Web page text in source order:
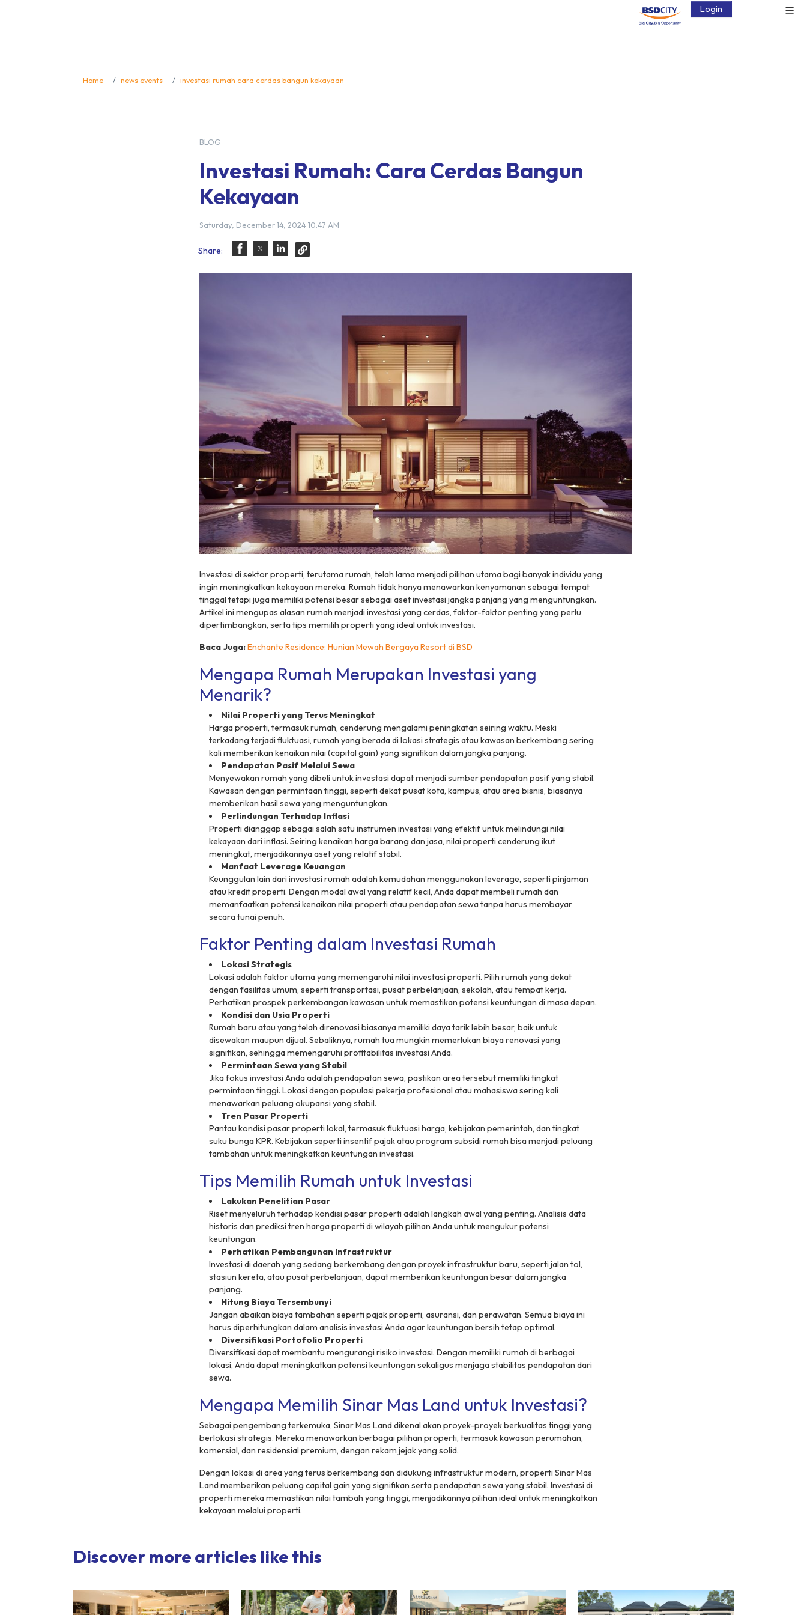
☰
Login
Home news events investasi rumah cara cerdas bangun kekayaan
BLOG
Investasi Rumah: Cara Cerdas Bangun
Kekayaan
Saturday, December 14, 2024 10:47 AM
Share:
Investasi di sektor properti, terutama rumah, telah lama menjadi pilihan utama bagi banyak individu yang
ingin meningkatkan kekayaan mereka. Rumah tidak hanya menawarkan kenyamanan sebagai tempat
tinggal tetapi juga memiliki potensi besar sebagai aset investasi jangka panjang yang menguntungkan.
Artikel ini mengupas alasan rumah menjadi investasi yang cerdas, faktor-faktor penting yang perlu
dipertimbangkan, serta tips memilih properti yang ideal untuk investasi.
Baca Juga:Enchante Residence: Hunian Mewah Bergaya Resort di BSD
Mengapa Rumah Merupakan Investasi yang
Menarik?
Nilai Properti yang Terus Meningkat
Harga properti, termasuk rumah, cenderung mengalami peningkatan seiring waktu. Meski
terkadang terjadi fluktuasi, rumah yang berada di lokasi strategis atau kawasan berkembang sering
kali memberikan kenaikan nilai (capital gain) yang signifikan dalam jangka panjang.
Pendapatan Pasif Melalui Sewa
Menyewakan rumah yang dibeli untuk investasi dapat menjadi sumber pendapatan pasif yang stabil.
Kawasan dengan permintaan tinggi, seperti dekat pusat kota, kampus, atau area bisnis, biasanya
memberikan hasil sewa yang menguntungkan.
Perlindungan Terhadap Inflasi
Properti dianggap sebagai salah satu instrumen investasi yang efektif untuk melindungi nilai
kekayaan dari inflasi. Seiring kenaikan harga barang dan jasa, nilai properti cenderung ikut
meningkat, menjadikannya aset yang relatif stabil.
Manfaat Leverage Keuangan
Keunggulan lain dari investasi rumah adalah kemudahan menggunakan leverage, seperti pinjaman
atau kredit properti. Dengan modal awal yang relatif kecil, Anda dapat membeli rumah dan
memanfaatkan potensi kenaikan nilai properti atau pendapatan sewa tanpa harus membayar
secara tunai penuh.
Faktor Penting dalam Investasi Rumah
Lokasi Strategis
Lokasi adalah faktor utama yang memengaruhi nilai investasi properti. Pilih rumah yang dekat
dengan fasilitas umum, seperti transportasi, pusat perbelanjaan, sekolah, atau tempat kerja.
Perhatikan prospek perkembangan kawasan untuk memastikan potensi keuntungan di masa depan.
Kondisi dan Usia Properti
Rumah baru atau yang telah direnovasi biasanya memiliki daya tarik lebih besar, baik untuk
disewakan maupun dijual. Sebaliknya, rumah tua mungkin memerlukan biaya renovasi yang
signifikan, sehingga memengaruhi profitabilitas investasi Anda.
Permintaan Sewa yang Stabil
Jika fokus investasi Anda adalah pendapatan sewa, pastikan area tersebut memiliki tingkat
permintaan tinggi. Lokasi dengan populasi pekerja profesional atau mahasiswa sering kali
menawarkan peluang okupansi yang stabil.
Tren Pasar Properti
Pantau kondisi pasar properti lokal, termasuk fluktuasi harga, kebijakan pemerintah, dan tingkat
suku bunga KPR. Kebijakan seperti insentif pajak atau program subsidi rumah bisa menjadi peluang
tambahan untuk meningkatkan keuntungan investasi.
Tips Memilih Rumah untuk Investasi
Lakukan Penelitian Pasar
Riset menyeluruh terhadap kondisi pasar properti adalah langkah awal yang penting. Analisis data
historis dan prediksi tren harga properti di wilayah pilihan Anda untuk mengukur potensi
keuntungan.
Perhatikan Pembangunan Infrastruktur
Investasi di daerah yang sedang berkembang dengan proyek infrastruktur baru, seperti jalan tol,
stasiun kereta, atau pusat perbelanjaan, dapat memberikan keuntungan besar dalam jangka
panjang.
Hitung Biaya Tersembunyi
Jangan abaikan biaya tambahan seperti pajak properti, asuransi, dan perawatan. Semua biaya ini
harus diperhitungkan dalam analisis investasi Anda agar keuntungan bersih tetap optimal.
Diversifikasi Portofolio Properti
Diversifikasi dapat membantu mengurangi risiko investasi. Dengan memiliki rumah di berbagai
lokasi, Anda dapat meningkatkan potensi keuntungan sekaligus menjaga stabilitas pendapatan dari
sewa.
Mengapa Memilih Sinar Mas Land untuk Investasi?
Sebagai pengembang terkemuka, Sinar Mas Land dikenal akan proyek-proyek berkualitas tinggi yang
berlokasi strategis. Mereka menawarkan berbagai pilihan properti, termasuk kawasan perumahan,
komersial, dan residensial premium, dengan rekam jejak yang solid.
Dengan lokasi di area yang terus berkembang dan didukung infrastruktur modern, properti Sinar Mas
Land memberikan peluang capital gain yang signifikan serta pendapatan sewa yang stabil. Investasi di
properti mereka memastikan nilai tambah yang tinggi, menjadikannya pilihan ideal untuk meningkatkan
kekayaan melalui properti.
Discover more articles like this